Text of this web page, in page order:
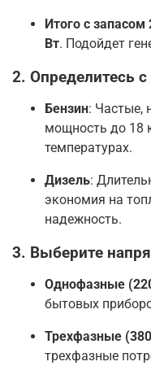
Итого с запасом
Вт. Подойдет
2. Определитесь
Бензин: Частые,
мощность до 18
температурах.
Дизель:
экономия на
надежность.
3. Выберите
Однофазные
бытовых
Трехфазные
трехфазные